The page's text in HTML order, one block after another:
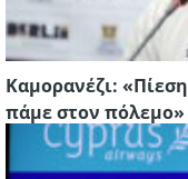
Καμορανέζι:
πάμε στον πόλεμο»